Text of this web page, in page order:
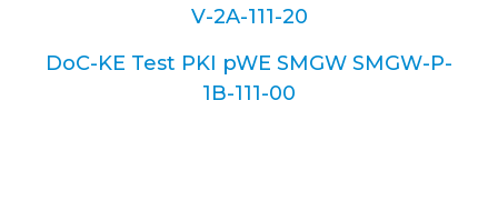
V-2A-111-20
DoC-KE Test PKI pWE SMGW SMGW-P-
1B-111-00